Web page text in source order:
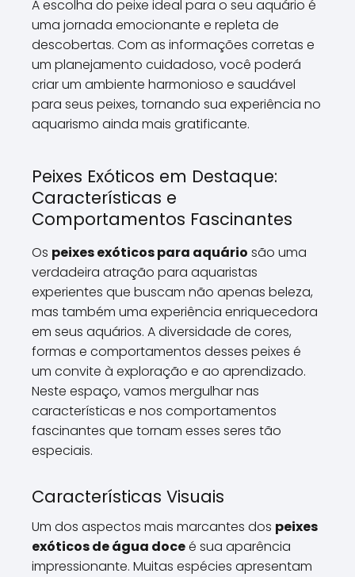
A escolha do peixe ideal para o seu aquário é
uma jornada emocionante e repleta de
descobertas. Com as informações corretas e
um planejamento cuidadoso, você poderá
criar um ambiente harmonioso e saudável
para seus peixes, tornando sua experiência no
aquarismo ainda mais gratificante.
Peixes Exóticos em Destaque:
Características e
Comportamentos Fascinantes
Os peixes exóticos para aquário são uma
verdadeira atração para aquaristas
experientes que buscam não apenas beleza,
mas também uma experiência enriquecedora
em seus aquários. A diversidade de cores,
formas e comportamentos desses peixes é
um convite à exploração e ao aprendizado.
Neste espaço, vamos mergulhar nas
características e nos comportamentos
fascinantes que tornam esses seres tão
especiais.
Características Visuais
Um dos aspectos mais marcantes dos peixes
exóticos de água doceé sua aparência
impressionante. Muitas espécies apresentam